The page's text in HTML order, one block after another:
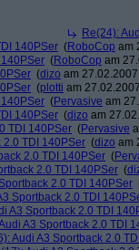
Re(24):
140PSer (RoboCop am
(RoboCop am
(dizo am
(plotti am
(Pervasive am
140PSer (dizo am
TDI 140PSer (Pervasive
2.0 TDI 140PSer (dizo am
2.0 TDI 140PSer (
2.0 TDI 140PSer (
2.0 TDI 140PSer
Sportback 2.0 TDI
A3 Sportback 2.0 TDI
A3 Sportback 2.0 TDI
Audi A3 Sportback 2.0